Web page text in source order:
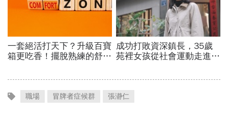
職場 冒牌者症候群 張瀞仁